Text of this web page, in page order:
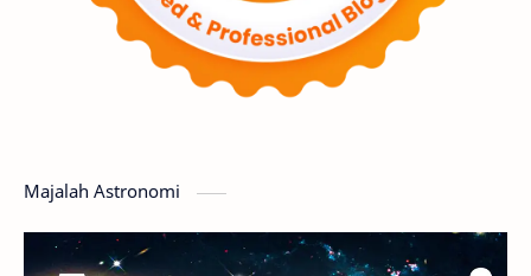
Mars Planet Katai
GMT 2016
Planet Kerdil Bumi Pengetahuan
Majalah Astronomi